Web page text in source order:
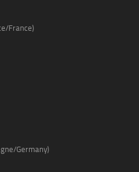
France)
Germany)